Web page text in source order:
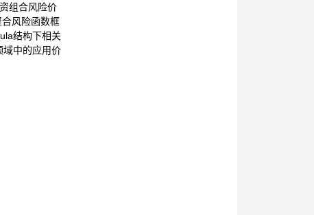
组合风险价
风险函数框
结构下相关
域中的应用价